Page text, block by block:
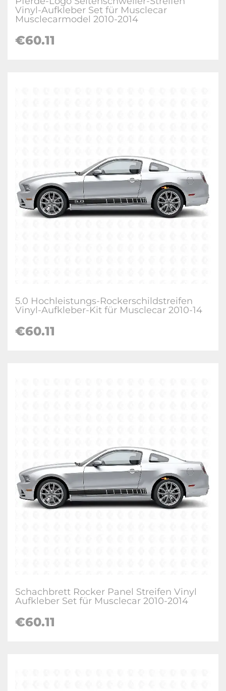
Vinyl-Aufkleber Set für Musclecar
Musclecarmodel 2010-2014
€60.11
5.0 Hochleistungs-Rockerschildstreifen
Vinyl-Aufkleber-Kit für Musclecar 2010-14
€60.11
Schachbrett Rocker Panel Streifen Vinyl
Aufkleber Set für Musclecar 2010-2014
€60.11